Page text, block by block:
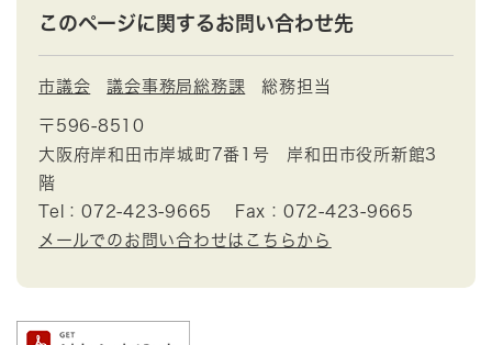
このページに関するお問い合わせ先
市議会 議会事務局総務課 総務担当
〒596-8510
大阪府岸和田市岸城町7番1号 岸和田市役所新館3
階
Tel：072-423-9665
Fax：072-423-9665
メールでのお問い合わせはこちらから